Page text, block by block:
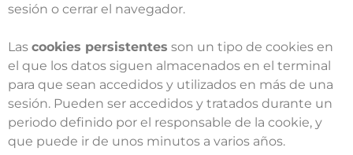
sesión o cerrar el navegador.
Las cookies persistentes son un tipo de cookies en
el que los datos siguen almacenados en el terminal
para que sean accedidos y utilizados en más de una
sesión. Pueden ser accedidos y tratados durante un
periodo definido por el responsable de la cookie, y
que puede ir de unos minutos a varios años.